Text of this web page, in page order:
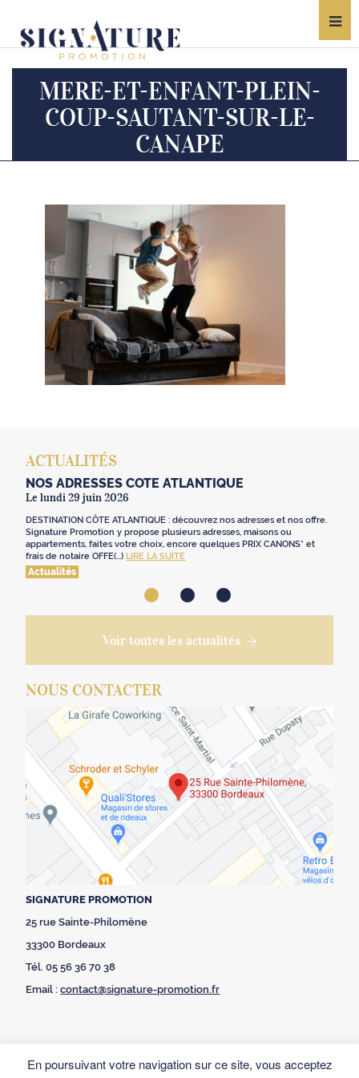
MERE-ET-ENFANT-PLEIN-
COUP-SAUTANT-SUR-LE-
CANAPE
ACTUALITÉS
NOS ADRESSES CÔTE ATLANTIQUE
Le lundi 29 juin 2026
DESTINATION CÔTE ATLANTIQUE : découvrez nos adresses et nos offre.
Signature Promotion y propose plusieurs adresses, maisons ou
appartements, faites votre choix, encore quelques PRIX CANONS* et
frais de notaire OFFE(...) LIRE LA SUITE
Actualités
Voir toutes les actualités
NOUS CONTACTER
SIGNATURE PROMOTION
25 rue Sainte-Philomène
33300 Bordeaux
Tél. 05 56 36 70 38
Email :contact@signature-promotion.fr
En poursuivant votre navigation sur ce site, vous acceptez